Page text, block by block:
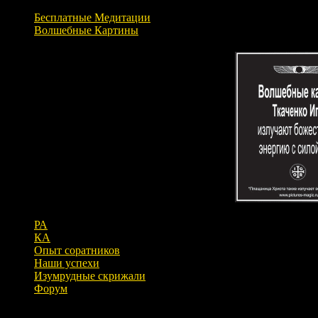
Бесплатные Медитации
Волшебные Картины
РА
КА
Опыт соратников
Наши успехи
Изумрудные скрижали
Форум